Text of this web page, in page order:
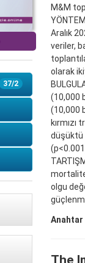
37/2
M&M
Aralık
veriler,
olarak
(10,000
(10,000
düşüktü
olgu
Anahtar
The